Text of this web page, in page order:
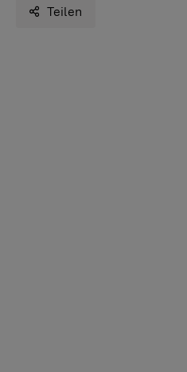
Teilen